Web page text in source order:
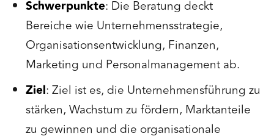
Schwerpunkte: Die Beratung deckt
Bereiche wie Unternehmensstrategie,
Organisationsentwicklung, Finanzen,
Marketing und Personalmanagement ab.
Ziel: Ziel ist es, die Unternehmensführung zu
stärken, Wachstum zu fördern, Marktanteile
zu gewinnen und die organisationale